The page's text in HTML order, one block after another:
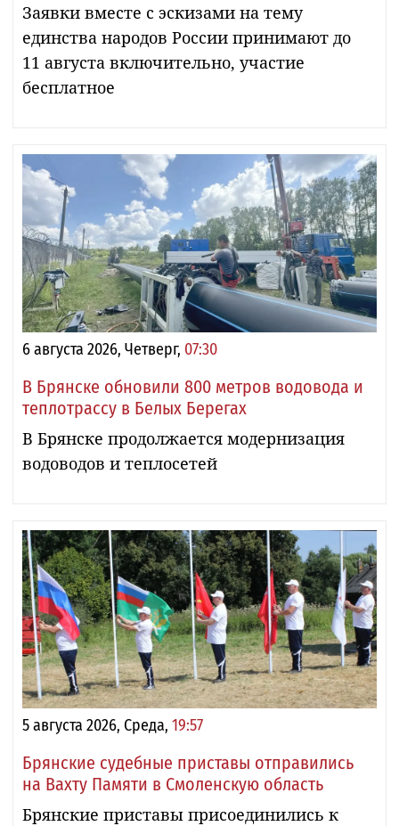
Заявки вместе с эскизами на тему
единства народов России принимают до
11 августа включительно, участие
бесплатное
6 августа 2026, Четверг, 07:30
В Брянске обновили 800 метров водовода и
теплотрассу в Белых Берегах
В Брянске продолжается модернизация
водоводов и теплосетей
5 августа 2026, Среда, 19:57
Брянские судебные приставы отправились
на Вахту Памяти в Смоленскую область
Брянские приставы присоединились к